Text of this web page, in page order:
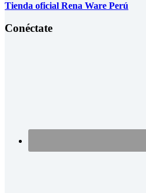
Tienda oficial Rena Ware Perú
Conéctate